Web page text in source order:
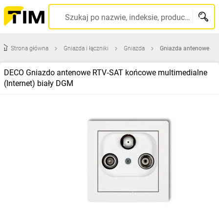
Szukaj po nazwie, indeksie, producencie, kodzie kreskowym...
Strona główna Gniazda i łączniki Gniazda Gniazda antenowe
DECO Gniazdo antenowe RTV‑SAT końcowe multimedialne
(Internet) biały DGM